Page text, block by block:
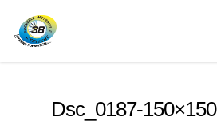
Dsc_0187-150×150